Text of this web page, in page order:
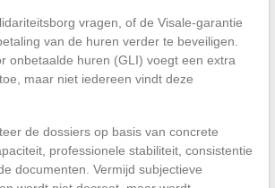
vragen, of de Visale-garantie
van de huren verder te beveiligen.
onbetaalde huren (GLI) voegt een extra
maar niet iedereen vindt deze
de dossiers op basis van concrete
professionele stabiliteit, consistentie
documenten. Vermijd subjectieve